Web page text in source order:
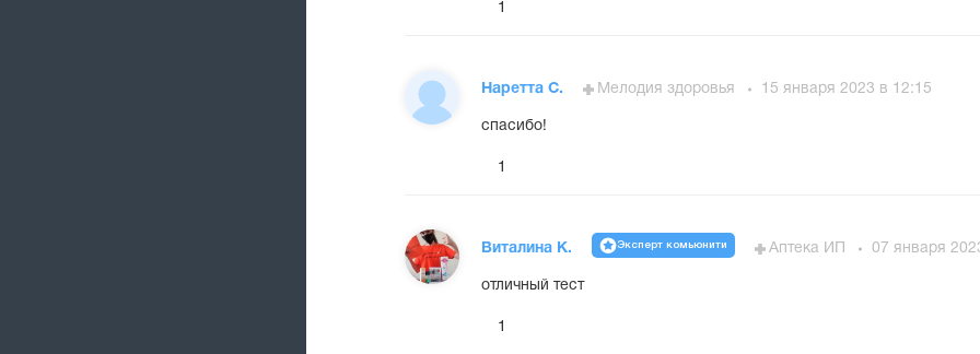
1
Наретта С. Мелодия здоровья 15 января 2023 в 12:15
спасибо!
1
Виталина К. Эксперт комьюнити Аптека ИП 07 января
отличный тест
1